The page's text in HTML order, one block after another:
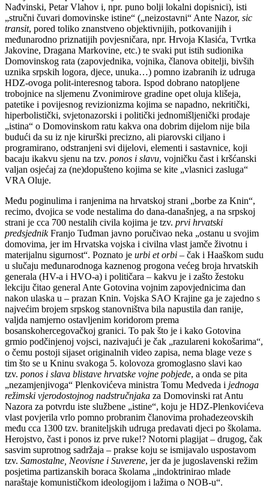
Nađvinski, Petar Vlahov i, npr. puno bolji lokalni dopisnici), isti
„stručni čuvari domovinske istine“ („neizostavni“ Ante Nazor, sic
transit, pored toliko znanstveno objektivnijih, potkovanijih i
međunarodno priznatijih povjesničara, npr. Hrvoja Klasića, Tvrtka
Jakovine, Dragana Markovine, etc.) te svaki put istih sudionika
Domovinskog rata (zapovjednika, vojnika, članova obitelji, bivših
uznika srpskih logora, djece, unuka…) pomno izabranih iz udruga
HDZ-ovoga polit-interesnog tabora. Ispod dobrano natopljene
trobojnice na sljemenu Zvonimirove gradine opet oluja klišeja,
patetike i povijesnog revizionizma kojima se napadno, nekritički,
hiperbolistički, svjetonazorski i politički jednomišljenički prodaje
„istina“ o Domovinskom ratu kakva ona dobrim dijelom nije bila
budući da su iz nje kirurški precizno, ali piarovski ciljano i
programirano, odstranjeni svi dijelovi, elementi i sastavnice, koji
bacaju ikakvu sjenu na tzv. ponos i slavu, vojničku čast i kršćanski
valjan osjećaj za (ne)dopušteno kojima se kite „vlasnici zasluga“
VRA Oluje.
Među poginulima i ranjenima na hrvatskoj strani „borbe za Knin“,
recimo, dvojica se vode nestalima do dana-današnjeg, a na srpskoj
strani je cca 700 nestalih civila kojima je tzv. prvi hrvatski
predsjednikFranjo Tuđman javno poručivao neka „ostanu u svojim
domovima, jer im Hrvatska vojska i civilna vlast jamče životnu i
materijalnu sigurnost“. Poznato je urbi et orbi – čak i Haaškom sudu
u slučaju međunarodnoga kaznenog progona većeg broja hrvatskih
generala (HV-a i HVO-a) i političara – kakvu je i zašto žestoku
lekciju čitao general Ante Gotovina vojnim zapovjednicima dan
nakon ulaska u – prazan Knin. Vojska SAO Krajine ga je zajedno s
najvećim brojem srpskog stanovništva bila napustila dan ranije,
valjda namjerno ostavljenim koridorom prema
bosanskohercegovačkoj granici. To pak što je i kako Gotovina
grmio podčinjenoj vojsci, nazivajući je čak „razulareni kokošarima“,
o čemu postoji sijaset originalnih video zapisa, nema blage veze s
tim što se u Kninu svakoga 5. kolovoza gromoglasno slavi kao
tzv. ponos i slava blistave hrvatske vojne pobjede, a onda se pita
„nezamjenjivoga“ Plenkovićeva ministra Tomu Medveda i jednoga
režimski vjerodostojnog nadstručnjaka za Domovinski rat Antu
Nazora za potvrdu iste službene „istine“, koju je HDZ-Plenkovićeva
vlast povjerila vrlo pomno probranim članovima prohadezeovskih
među cca 1300 tzv. braniteljskih udruga predavati djeci po školama.
Herojstvo, čast i ponos iz prve ruke!? Notorni plagijat – drugog, čak
sasvim suprotnog sadržaja – prakse koju se ismijavalo uspostavom
tzv. Samostalne, Neovisne i Suverene, jer da je jugoslavenski režim
posjetima partizanskih boraca školama „indoktrinirao mlade
naraštaje komunističkom ideologijom i lažima o NOB-u“.